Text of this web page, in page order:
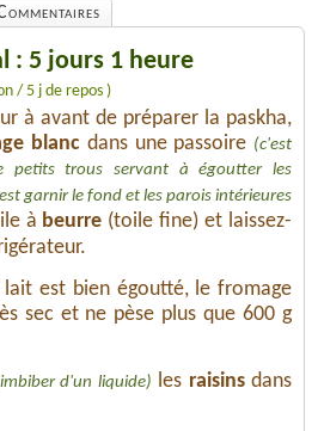
: 5 jours 1 heure
/ 5 j de repos )
à avant de préparer la paskha,
blanc dans une passoire (c'est
petits trous servant à égoutter les
garnir le fond et les parois intérieures
à beurre (toile fine) et laissez-
est bien égoutté, le fromage
sec et ne pèse plus que 600 g
d'un liquide) les raisinsdans